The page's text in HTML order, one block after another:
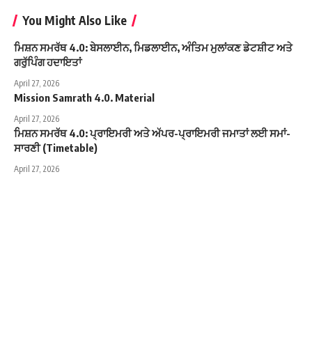
You Might Also Like
ਮਿਸ਼ਨ ਸਮਰੱਥ 4.0: ਬੇਸਲਾਈਨ, ਮਿਡਲਾਈਨ, ਅੰਤਿਮ ਮੁਲਾਂਕਣ ਡੇਟਸ਼ੀਟ ਅਤੇ
ਗਰੁੱਪਿੰਗ ਹਦਾਇਤਾਂ
April 27, 2026
Mission Samrath 4.0. Material
April 27, 2026
ਮਿਸ਼ਨ ਸਮਰੱਥ 4.0: ਪ੍ਰਾਇਮਰੀ ਅਤੇ ਅੱਪਰ-ਪ੍ਰਾਇਮਰੀ ਜਮਾਤਾਂ ਲਈ ਸਮਾਂ-
ਸਾਰਣੀ (Timetable)
April 27, 2026